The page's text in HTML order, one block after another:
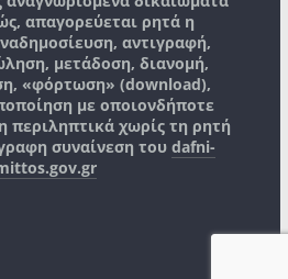
απαγορεύεται ρητά η
αντιγραφή,
μετάδοση, διανομή,
«φόρτωση» (download),
με οποιονδήποτε
περιληπτικά χωρίς τη ρητή
συναίνεση του dafni-